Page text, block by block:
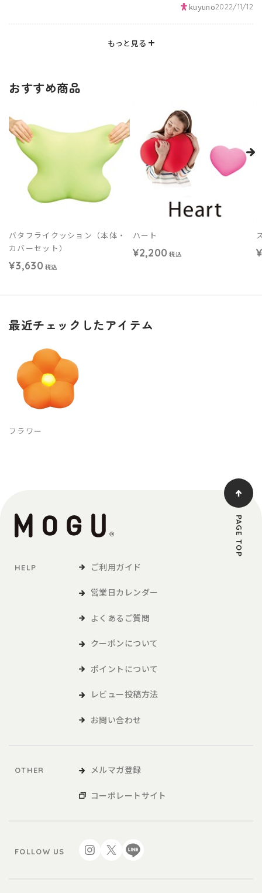
kuyuno2022/11/12
もっと見る
おすすめ商品
バタフライクッション（本体・
カバーセット）
¥3,630 税込
ハート
¥2,200 税込
最近チェックしたアイテム
フラワー
HELP ご利用ガイド
営業日カレンダー
よくあるご質問
クーポンについて
ポイントについて
レビュー投稿方法
お問い合わせ
OTHER メルマガ登録
コーポレートサイト
FOLLOW US
PAGE TOP